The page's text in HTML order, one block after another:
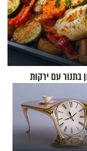
בתנור עם ירקות